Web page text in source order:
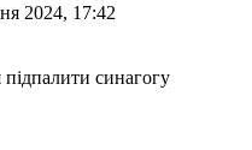
2024, 17:42